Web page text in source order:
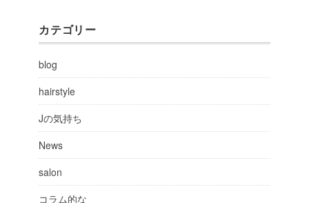
カテゴリー
blog
hairstyle
Jの気持ち
News
salon
コラム的な